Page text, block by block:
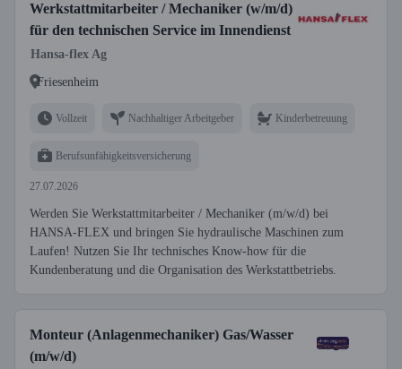
Werkstattmitarbeiter / Mechaniker (w/m/d)
für den technischen Service im Innendienst
Hansa-flex Ag
Friesenheim
Vollzeit Nachhaltiger Arbeitgeber Kinderbetreuung
Berufsunfähigkeitsversicherung
27.07.2026
Werden Sie Werkstattmitarbeiter / Mechaniker (m/w/d) bei
HANSA-FLEX und bringen Sie hydraulische Maschinen zum
Laufen! Nutzen Sie Ihr technisches Know-how für die
Kundenberatung und die Organisation des Werkstattbetriebs.
Monteur (Anlagenmechaniker) Gas/Wasser
(m/w/d)